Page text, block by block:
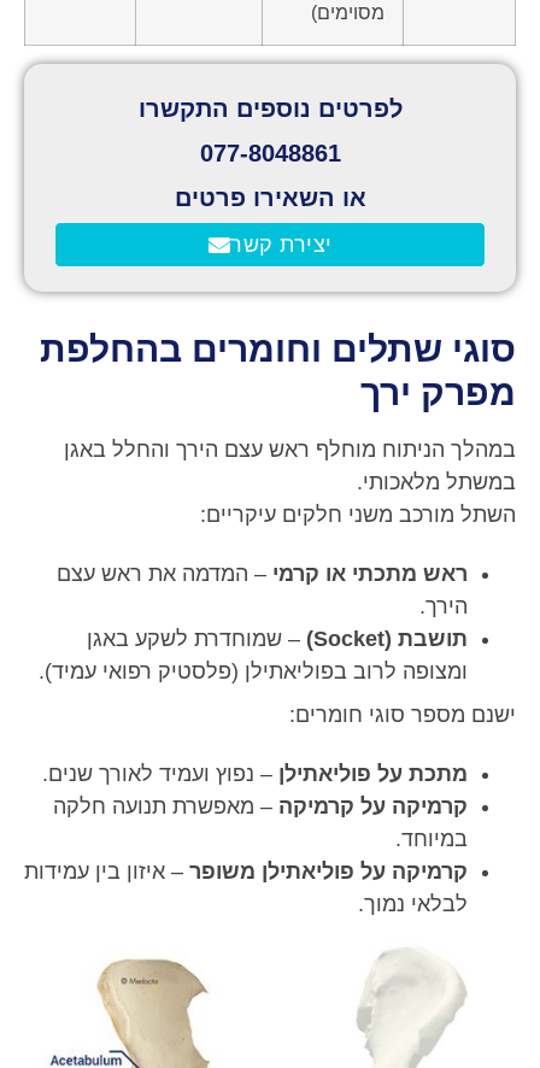
מסוימים)
לפרטים נוספים התקשרו
077-8048861
או השאירו פרטים
יצירת קשר
סוגי שתלים וחומרים בהחלפת
מפרק ירך
במהלך הניתוח מוחלף ראש עצם הירך והחלל באגן
במשתל מלאכותי.
השתל מורכב משני חלקים עיקריים:
ראש מתכתי או קרמי – המדמה את ראש עצם
הירך.
תושבת (Socket)
– שמוחדרת לשקע באגן
ומצופה לרוב בפוליאתילן (פלסטיק רפואי עמיד).
ישנם מספר סוגי חומרים:
מתכת על פוליאתילן – נפוץ ועמיד לאורך שנים.
קרמיקה על קרמיקה – מאפשרת תנועה חלקה
במיוחד.
קרמיקה על פוליאתילן משופר – איזון בין עמידות
לבלאי נמוך.